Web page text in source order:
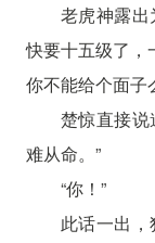
老虎神露出
快要十五级了，
你不能给个面子
楚惊直接说
难从命。”
“你！”
此话一出